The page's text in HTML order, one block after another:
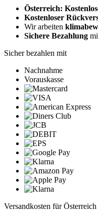
Österreich:
Kostenloser
Wir arbeiten
Sichere Bezahlung
Sicher bezahlen mit
Nachnahme
Vorauskasse
Versandkosten für Österreich